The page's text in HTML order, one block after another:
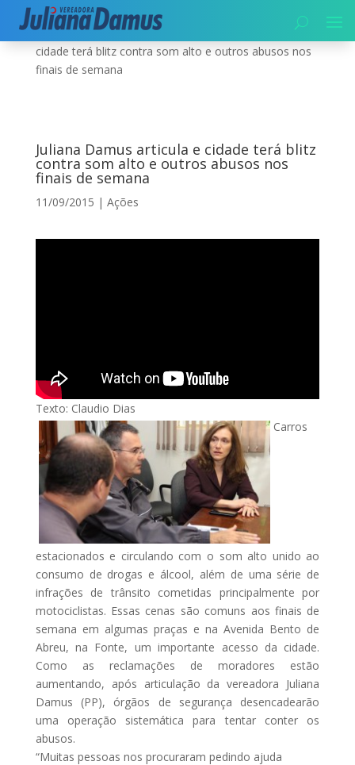
Início|Segurança|Ações
Juliana Damus articula e
cidade terá blitz contra som alto e outros abusos nos
finais de semana
Juliana Damus articula e cidade terá blitz
contra som alto e outros abusos nos
finais de semana
11/09/2015 | Ações
Texto: Claudio Dias
Carros
estacionados e circulando com o som alto unido ao
consumo de drogas e álcool, além de uma série de
infrações de trânsito cometidas principalmente por
motociclistas. Essas cenas são comuns aos finais de
semana em algumas praças e na Avenida Bento de
Abreu, na Fonte, um importante acesso da cidade.
Como as reclamações de moradores estão
aumentando, após articulação da vereadora Juliana
Damus (PP), órgãos de segurança desencadearão
uma operação sistemática para tentar conter os
abusos.
“Muitas pessoas nos procuraram pedindo ajuda